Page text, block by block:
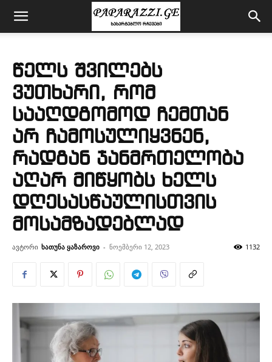
წელს შვილებს
ვუთხარი, რომ
სააღდგომოდ ჩემთან
არ ჩამოსულიყვნენ,
რადგან ჯანმრთელობა
აღარ მიწყობს ხელს
დღესასწაულისთვის
მოსამზადებლად
ავტორი ხათუნა ყაზაროვი - ნოემბერი 12, 2023 1132